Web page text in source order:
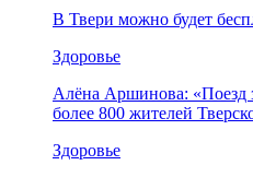
В Твери можно будет
Здоровье
Алёна Аршинова: «Поезд
более 800 жителей
Здоровье